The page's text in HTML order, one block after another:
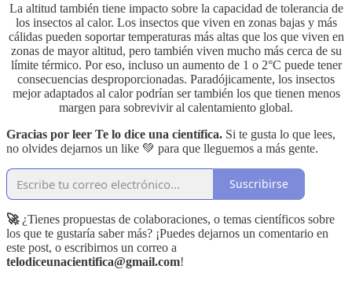
La altitud también tiene impacto sobre la capacidad de tolerancia de
los insectos al calor. Los insectos que viven en zonas bajas y más
cálidas pueden soportar temperaturas más altas que los que viven en
zonas de mayor altitud, pero también viven mucho más cerca de su
límite térmico. Por eso, incluso un aumento de 1 o 2°C puede tener
consecuencias desproporcionadas. Paradójicamente, los insectos
mejor adaptados al calor podrían ser también los que tienen menos
margen para sobrevivir al calentamiento global.
Gracias por leer Te lo dice una científica. Si te gusta lo que lees,
no olvides dejarnos un like 💚 para que lleguemos a más gente.
Suscribirse
🚀 ¿Tienes propuestas de colaboraciones, o temas científicos sobre
los que te gustaría saber más? ¡Puedes dejarnos un comentario en
este post, o escribirnos un correo a
telodiceunacientifica@gmail.com!